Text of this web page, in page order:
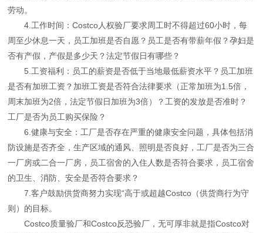
劳动。
4.工作时间：Costco人权验厂要求周工时不得超过60小时，每
周至少休息一天，员工加班是否自愿？员工是否有带薪年假？孕妇是
否有产假，产假是多少天？法定节假日有哪些？
5.工资福利：员工的薪资是否低于当地最低薪资水平？员工加班
是否有加班工资？加班工资是否符合法律要求（正常加班为1.5倍，
周末加班为2倍，法定节假日加班为3倍）？工资的发放是否准时？
工厂是否为员工购买保险？
6.健康与安全：工厂是否存在严重的健康安全问题，具体包括消
防设施是否齐全，生产区域的通风、照明是否良好，工厂是否为三合
一厂房或二合一厂房，员工宿舍的入住人数是否符合要求，员工宿舍
的卫生、消防、安全是否符合要求？
7.客户鼓励供货商努力实现“高于或超越Costco（供货商行为守
则）的目标。
Costco质量验厂和Costco反恐验厂，无可厚非就是指Costco对